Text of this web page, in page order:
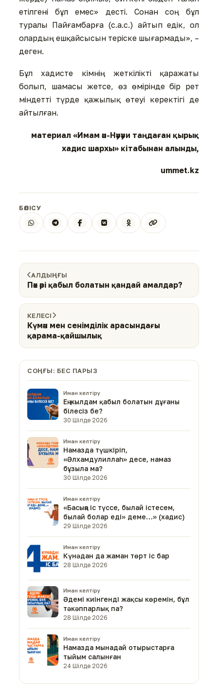
етілгені бұл емес» десті. Сонан соң бұл
туралы Пайғамбарға (с.а.с.) айтып едік, ол
олардың ешқайсысын теріске шығармады», –
деген.
Бұл хадисте кімнің жеткілікті қаражаты
болып, шамасы жетсе, өз өмірінде бір рет
міндетті түрде қажылық өтеуі керектігі де
айтылған.
материал «Имам ән-Нәуәуи таңдаған қырық
хадис шархы» кітабынан алынды,
ummet.kz
БӨЛІСУ
АЛДЫҢҒЫ
Пәк әрі қабыл болатын қандай амалдар?
КЕЛЕСІ
Күмән мен сенімділік арасындағы
қарама-қайшылық
СОҢҒЫ: БЕС ПАРЫЗ
Иман келтіру
Ең жылдам қабыл болатын дұғаны
білесіз бе?
30 Шілде 2026
Иман келтіру
Намазда түшкіріп,
«Әлхамдулиллаһ» десе, намаз
бұзыла ма?
30 Шілде 2026
Иман келтіру
«Басыңа іс түссе, былай істесем,
былай болар еді» деме…» (хадис)
29 Шілде 2026
Иман келтіру
Күнәдан да жаман төрт іс бар
28 Шілде 2026
Иман келтіру
Әдемі киінгенді жақсы көремін, бұл
тәкәппарлық па?
28 Шілде 2026
Иман келтіру
Намазда мынадай отырыстарға
тыйым салынған
24 Шілде 2026